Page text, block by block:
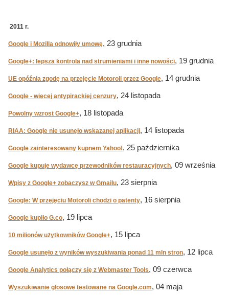
2011 r.
Google i Mozilla odnowiły umowę, 23 grudnia
Google+: lepsza kontrola nad strumieniami i inne nowości, 19 grudnia
UE opóźnia zgodę na przejęcie Motoroli przez Google, 14 grudnia
Google - więcej antypirackiej cenzury, 24 listopada
Powolny wzrost Google+, 18 listopada
RIAA: Google nie usunęło wskazanej aplikacji, 14 listopada
Google zainteresowany kupnem Yahoo!, 25 października
Google kupuje wydawcę przewodników restauracyjnych, 09 września
Wpisy z Google+ zobaczysz w Gmailu, 23 sierpnia
Google: W przejęciu Motoroli chodzi o patenty, 16 sierpnia
Google kupiło G.co, 19 lipca
10 milionów użytkowników Google+, 15 lipca
Google usunęło z wyników wyszukiwania ponad 11 mln stron, 12 lipca
Google Analytics połączy się z Webmaster Tools, 09 czerwca
Wyszukiwanie głosowe testowane na Google.com, 04 maja